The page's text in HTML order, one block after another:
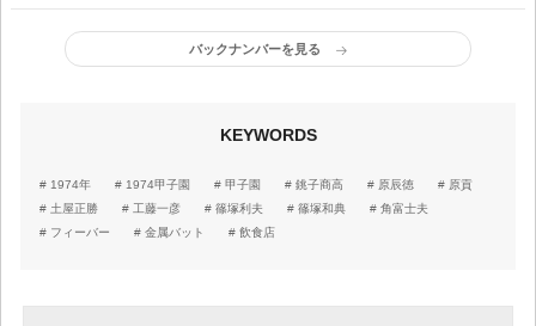
実”をぶちまけてくれ
いるからだ
バックナンバーを見る
KEYWORDS
1974年 1974甲子園 甲子園 銚子商高 原辰徳
原貢
土屋正勝
工藤一彦 篠塚利夫 篠塚和典
角富士夫
フィーバー
金属バット 飲食店